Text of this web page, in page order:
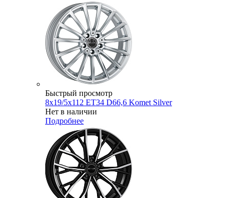
Быстрый просмотр
8x19/5x112 ET34 D66,6 Komet Silver
Нет в наличии
Подробнее